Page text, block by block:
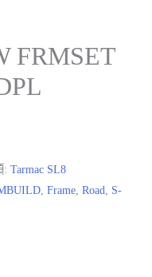
FRMSET
: Tarmac SL8
, Frame, Road, S-